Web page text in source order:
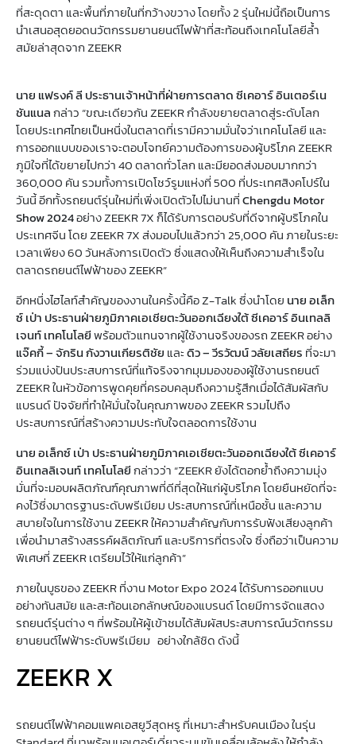
ที่สะดุดตา และพื้นที่ภายในที่กว้างขวาง โดยทั้ง 2 รุ่นใหม่นี้ถือเป็นการ
นำเสนอสุดยอดนวัตกรรมยานยนต์ไฟฟ้าที่สะท้อนถึงเทคโนโลยีล้ำ
สมัยล่าสุดจาก ZEEKR
นาย แฟรงค์ ลี ประธานเจ้าหน้าที่ฝ่ายการตลาด ซีเคอาร์ อินเตอร์เน
ชันแนลกล่าว “ขณะเดียวกัน ZEEKR กำลังขยายตลาดสู่ระดับโลก
โดยประเทศไทยเป็นหนึ่งในตลาดที่เรามีความมั่นใจว่าเทคโนโลยี และ
การออกแบบของเราจะตอบโจทย์ความต้องการของผู้บริโภค ZEEKR
ภูมิใจที่ได้ขยายไปกว่า 40 ตลาดทั่วโลก และมียอดส่งมอบมากกว่า
360,000 คัน รวมทั้งการเปิดโชว์รูมแห่งที่ 500 ที่ประเทศสิงคโปร์ใน
วันนี้ อีกทั้งรถยนต์รุ่นใหม่ที่เพิ่งเปิดตัวไปไม่นานที่Chengdu Motor
Show 2024อย่าง ZEEKR 7X ก็ได้รับการตอบรับที่ดีจากผู้บริโภคใน
ประเทศจีน โดย ZEEKR 7X ส่งมอบไปแล้วกว่า 25,000 คัน ภายในระยะ
เวลาเพียง 60 วันหลังการเปิดตัว ซึ่งแสดงให้เห็นถึงความสำเร็จใน
ตลาดรถยนต์ไฟฟ้าของ ZEEKR”
อีกหนึ่งไฮไลท์สำคัญของงานในครั้งนี้คือ Z-Talk ซึ่งนำโดย นาย อเล็ก
ซ์ เป่า ประธานฝ่ายภูมิภาคเอเชียตะวันออกเฉียงใต้ ซีเคอาร์ อินเทลลิ
เจนท์ เทคโนโลยีพร้อมตัวแทนจากผู้ใช้งานจริงของรถ ZEEKR อย่าง
แจ๊คกี้ – จักริน กังวานเกียรติชัย และดิว– วีรวัฒน์ วลัยเสถียร ที่จะมา
ร่วมแบ่งปันประสบการณ์ที่แท้จริงจากมุมมองของผู้ใช้งานรถยนต์
ZEEKR ในหัวข้อการพูดคุยที่ครอบคลุมถึงความรู้สึกเมื่อได้สัมผัสกับ
แบรนด์ ปัจจัยที่ทำให้มั่นใจในคุณภาพของ ZEEKR รวมไปถึง
ประสบการณ์ที่สร้างความประทับใจตลอดการใช้งาน
นาย อเล็กซ์ เป่า ประธานฝ่ายภูมิภาคเอเชียตะวันออกเฉียงใต้ ซีเคอาร์
อินเทลลิเจนท์ เทคโนโลยีกล่าวว่า “ZEEKR ยังได้ตอกย้ำถึงความมุ่ง
มั่นที่จะมอบผลิตภัณฑ์คุณภาพที่ดีที่สุดให้แก่ผู้บริโภค โดยยืนหยัดที่จะ
คงไว้ซึ่งมาตรฐานระดับพรีเมียม ประสบการณ์ที่เหนือชั้น และความ
สบายใจในการใช้งาน ZEEKR ให้ความสำคัญกับการรับฟังเสียงลูกค้า
เพื่อนำมาสร้างสรรค์ผลิตภัณฑ์ และบริการที่ตรงใจ ซึ่งถือว่าเป็นความ
พิเศษที่ ZEEKR เตรียมไว้ให้แก่ลูกค้า”
ภายในบูธของ ZEEKR ที่งาน Motor Expo 2024 ได้รับการออกแบบ
อย่างทันสมัย และสะท้อนเอกลักษณ์ของแบรนด์ โดยมีการจัดแสดง
รถยนต์รุ่นต่าง ๆ ที่พร้อมให้ผู้เข้าชมได้สัมผัสประสบการณ์นวัตกรรม
ยานยนต์ไฟฟ้าระดับพรีเมียม อย่างใกล้ชิด ดังนี้
ZEEKR X
รถยนต์ไฟฟ้าคอมแพคเอสยูวีสุดหรู ที่เหมาะสำหรับคนเมือง ในรุ่น